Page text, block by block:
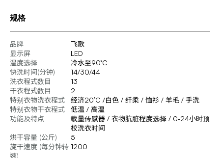
规格
品牌
飞歌
显示屏
LED
温度选择
冷水至90°C
快洗时间(分钟)
14/30/44
洗衣程式数目
13
干衣程式数目
2
特别衣物洗衣程式
经济20°C /白色 / 纤柔 / 恤衫 / 羊毛 / 手洗
特别衣物干衣程式
低温 / 高温
功能及特点
载量传感器 / 衣物肮脏程度选择 / 0-24小时预
校洗衣时间
烘干容量 (公斤)
5
旋干速度 (每分钟转
速)
1200